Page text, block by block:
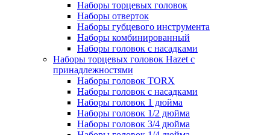
Наборы торцевых головок
Наборы отверток
Наборы губцевого инструмента
Наборы комбинированный
Наборы головок с насадками
Наборы торцевых головок Hazet с
принадлежностями
Наборы головок TORX
Наборы головок с насадками
Наборы головок 1 дюйма
Наборы головок 1/2 дюйма
Наборы головок 3/4 дюйма